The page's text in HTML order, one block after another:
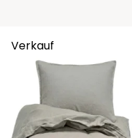
Verkauf